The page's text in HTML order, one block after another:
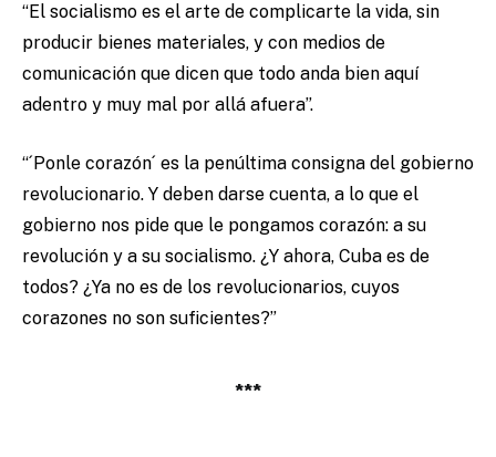
“El socialismo es el arte de complicarte la vida, sin
producir bienes materiales, y con medios de
comunicación que dicen que todo anda bien aquí
adentro y muy mal por allá afuera”.
“´Ponle corazón´ es la penúltima consigna del gobierno
revolucionario. Y deben darse cuenta, a lo que el
gobierno nos pide que le pongamos corazón: a su
revolución y a su socialismo. ¿Y ahora, Cuba es de
todos? ¿Ya no es de los revolucionarios, cuyos
corazones no son suficientes?”
***